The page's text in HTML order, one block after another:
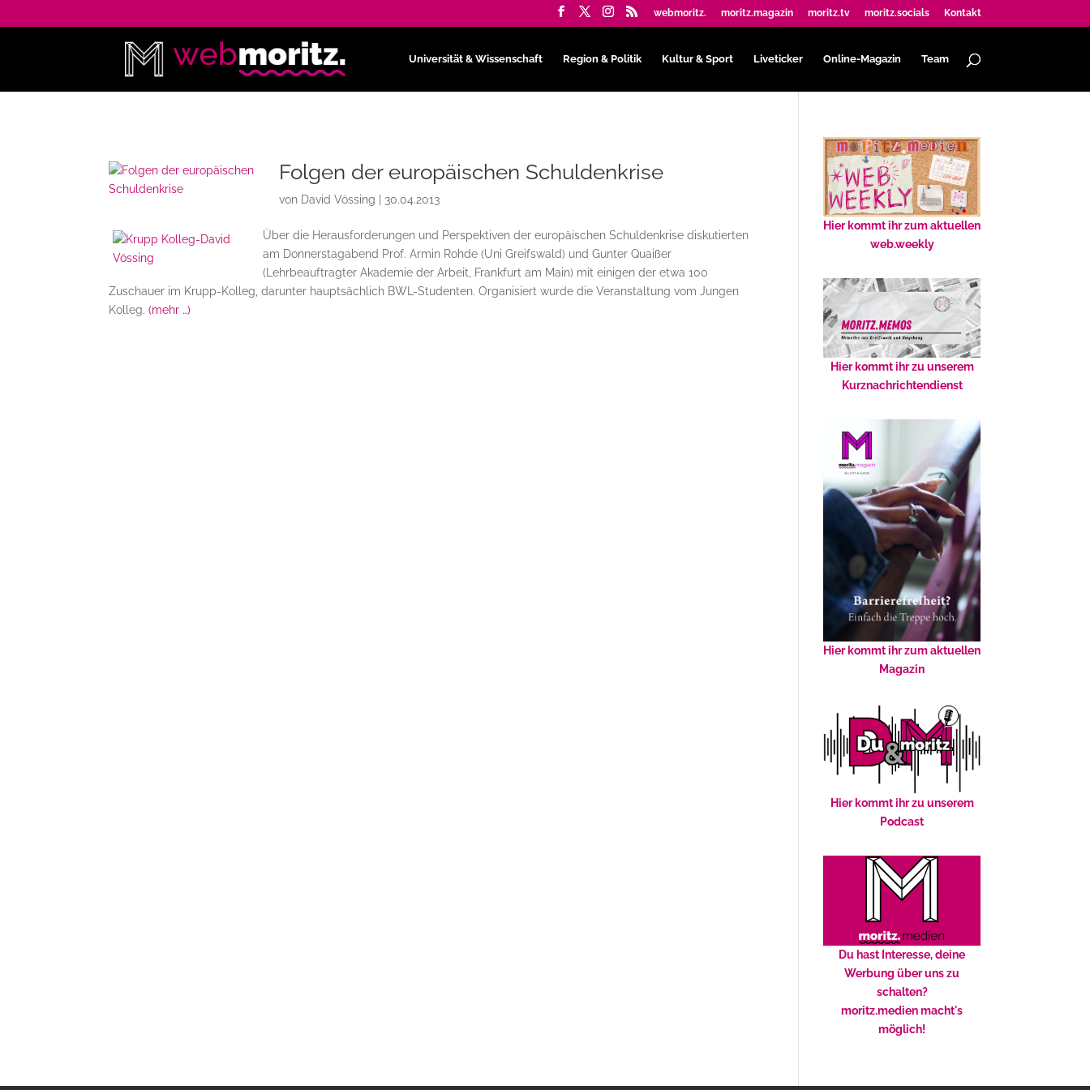
webmoritz. moritz.magazin moritz.tv moritz.socials Kontakt
Universität & Wissenschaft Region & Politik Kultur & Sport Liveticker Online-Magazin Team
Folgen der europäischen Schuldenkrise
von David Vössing 30.04.2013
Über die Herausforderungen und Perspektiven der europäischen Schuldenkrise diskutierten
am Donnerstagabend Prof. Armin Rohde (Uni Greifswald) und Gunter Quaißer
(Lehrbeauftragter Akademie der Arbeit, Frankfurt am Main) mit einigen der etwa 100
Zuschauer im Krupp-Kolleg, darunter hauptsächlich BWL-Studenten. Organisiert wurde die Veranstaltung vom Jungen
Kolleg.(mehr …)
Hier kommt ihr zum aktuellen
web.weekly
Hier kommt ihr zu unserem
Kurznachrichtendienst
Hier kommt ihr zum aktuellen
Magazin
Hier kommt ihr zu unserem
Podcast
Du hast Interesse, deine
Werbung über uns zu
schalten?
moritz.medien macht's
möglich!